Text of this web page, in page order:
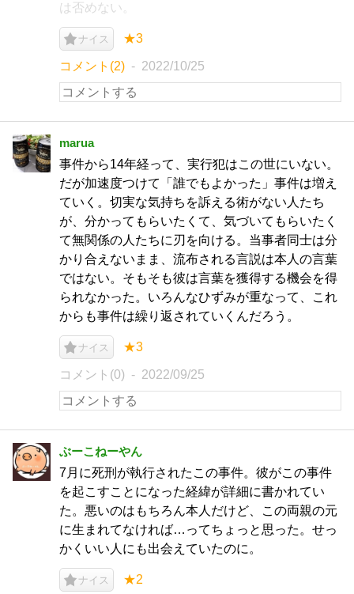
は否めない。
ナイス ★3
コメント(2) 2022/10/25
marua
事件から14年経って、実行犯はこの世にいない。
だが加速度つけて「誰でもよかった」事件は増え
ていく。切実な気持ちを訴える術がない人たち
が、分かってもらいたくて、気づいてもらいたく
て無関係の人たちに刃を向ける。当事者同士は分
かり合えないまま、流布される言説は本人の言葉
ではない。そもそも彼は言葉を獲得する機会を得
られなかった。いろんなひずみが重なって、これ
からも事件は繰り返されていくんだろう。
ナイス ★3
コメント(0) 2022/09/25
ぶーこねーやん
7月に死刑が執行されたこの事件。彼がこの事件
を起こすことになった経緯が詳細に書かれてい
た。悪いのはもちろん本人だけど、この両親の元
に生まれてなければ…ってちょっと思った。せっ
かくいい人にも出会えていたのに。
ナイス ★2